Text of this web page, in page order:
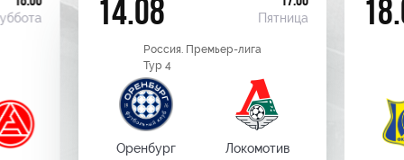
14.08 Пятница
Россия. Премьер-лига
Тур 4
Оренбург Локомотив